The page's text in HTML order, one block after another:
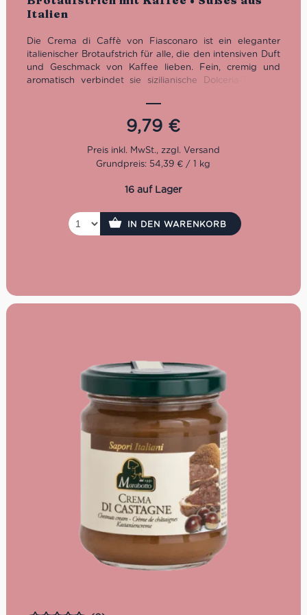
Italien
Die Crema di Caffè von Fiasconaro ist ein eleganter
italienischer Brotaufstrich für alle, die den intensiven Duft
und Geschmack von Kaffee lieben. Fein, cremig und
aromatisch verbindet sie sizilianische Dolceria-Tradition
Brioche, Croissants oder als raffinierte Zutat für Desserts.
Ein süßer Genuss aus Castelbuono, der Frühstück und
Kaffeepause sofort ein bisschen italienischer macht.
9,79 €
Grundpreis: 54,39 € / 1 kg
16 auf Lager
IN DEN WARENKORB